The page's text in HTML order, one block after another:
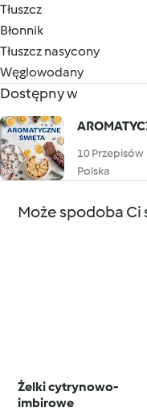
Tłuszcz
Błonnik
Tłuszcz nasycony
Węglowodany
Dostępny w
10 Przepisów
Polska
Może spodoba Ci
Żelki cytrynowo-
imbirowe